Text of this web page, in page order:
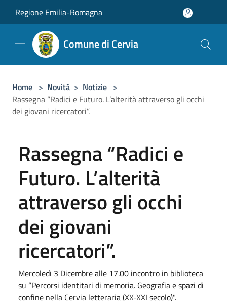
Regione Emilia-Romagna
Comune di Cervia
Home > Novità > Notizie >
Rassegna “Radici e Futuro. L’alterità attraverso gli occhi
dei giovani ricercatori”.
Rassegna “Radici e
Futuro. L’alterità
attraverso gli occhi
dei giovani
ricercatori”.
Mercoledì 3 Dicembre alle 17.00 incontro in biblioteca
su “Percorsi identitari di memoria. Geografia e spazi di
confine nella Cervia letteraria (XX-XXI secolo)".